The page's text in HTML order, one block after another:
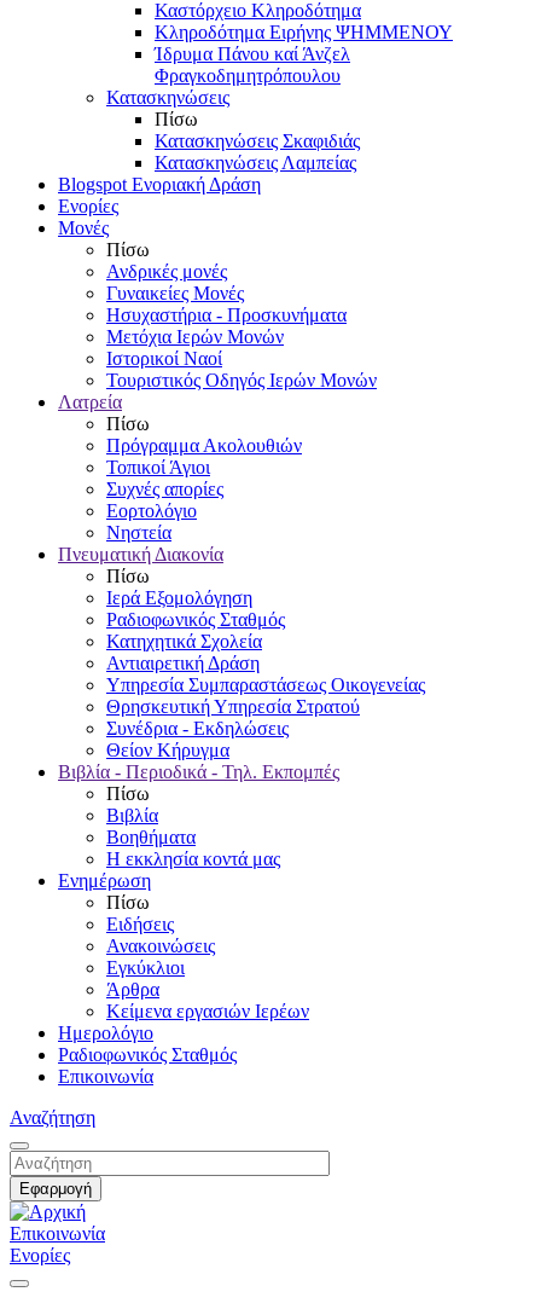
Καστόρχειο Κληροδότημα
Κληροδότημα Ειρήνης ΨΗΜΜΕΝΟΥ
Ίδρυμα Πάνου καί Άνζελ
Φραγκοδημητρόπουλου
Κατασκηνώσεις
Πίσω
Κατασκηνώσεις Σκαφιδιάς
Κατασκηνώσεις Λαμπείας
Blogspot Ενοριακή Δράση
Ενορίες
Μονές
Πίσω
Ανδρικές μονές
Γυναικείες Μονές
Ησυχαστήρια - Προσκυνήματα
Μετόχια Ιερών Μονών
Ιστορικοί Ναοί
Τουριστικός Οδηγός Ιερών Μονών
Λατρεία
Πίσω
Πρόγραμμα Ακολουθιών
Τοπικοί Άγιοι
Συχνές απορίες
Εορτολόγιο
Νηστεία
Πνευματική Διακονία
Πίσω
Ιερά Εξομολόγηση
Ραδιοφωνικός Σταθμός
Κατηχητικά Σχολεία
Αντιαιρετική Δράση
Υπηρεσία Συμπαραστάσεως Οικογενείας
Θρησκευτική Υπηρεσία Στρατού
Συνέδρια - Εκδηλώσεις
Θείον Κήρυγμα
Βιβλία - Περιοδικά - Τηλ. Εκπομπές
Πίσω
Βιβλία
Βοηθήματα
Η εκκλησία κοντά μας
Ενημέρωση
Πίσω
Ειδήσεις
Ανακοινώσεις
Εγκύκλιοι
Άρθρα
Κείμενα εργασιών Ιερέων
Ημερολόγιο
Ραδιοφωνικός Σταθμός
Επικοινωνία
Αναζήτηση
Επικοινωνία
Ενορίες